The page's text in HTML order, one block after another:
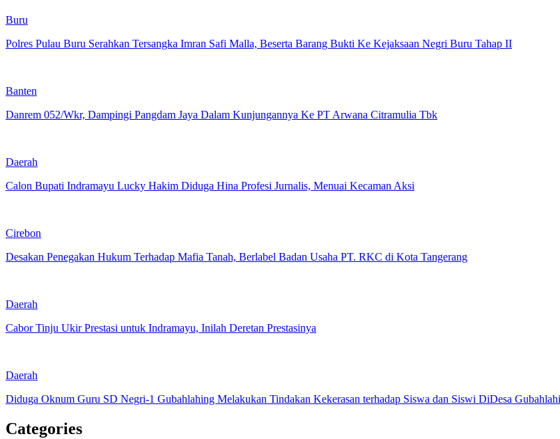
Buru
Polres Pulau Buru Serahkan Tersangka Imran Safi Malla, Beserta Barang Bukti Ke Kejaksaan Negri Buru Tahap II
Banten
Danrem 052/Wkr, Dampingi Pangdam Jaya Dalam Kunjungannya Ke PT Arwana Citramulia Tbk
Daerah
Calon Bupati Indramayu Lucky Hakim Diduga Hina Profesi Jurnalis, Menuai Kecaman Aksi
Cirebon
Desakan Penegakan Hukum Terhadap Mafia Tanah, Berlabel Badan Usaha PT. RKC di Kota Tangerang
Daerah
Cabor Tinju Ukir Prestasi untuk Indramayu, Inilah Deretan Prestasinya
Daerah
Diduga Oknum Guru SD Negri-1 Gubahlahing Melakukan Tindakan Kekerasan terhadap Siswa dan Siswi DiDesa
Categories